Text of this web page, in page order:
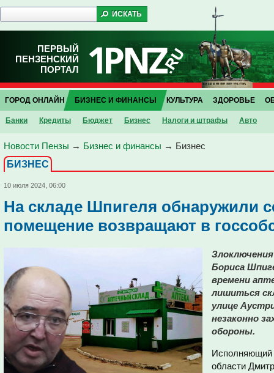
ПЕРВЫЙ
ПЕНЗЕНСКИЙ
ПОРТАЛ
ГОРОД ОНЛАЙН БИЗНЕС И ФИНАНСЫ
Банки Кредиты Бюджет Бизнес Налоги и штрафы Авто
КУЛЬТУРА ЗДОРОВЬЕ
Новости Пензы → Бизнес и финансы → Бизнес
БИЗНЕС
10 июля 2024, 06:00
На складе Шпигеля обнаружили
помещение возвращают в
Бориса
времени
лишиться
улице
незаконно
обороны.
Исполняющий
области